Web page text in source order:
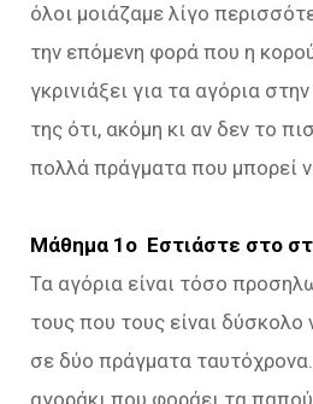
όλοι μοιάζαμε λίγο
την επόμενη φορά που η
γκρινιάξει για τα αγόρια
της ότι, ακόμη κι αν δεν το
πολλά πράγματα που μπορεί
Μάθημα 1ο Εστιάστε στο
Τα αγόρια είναι τόσο
τους που τους είναι
σε δύο πράγματα
αγοράκι που φοράει τα